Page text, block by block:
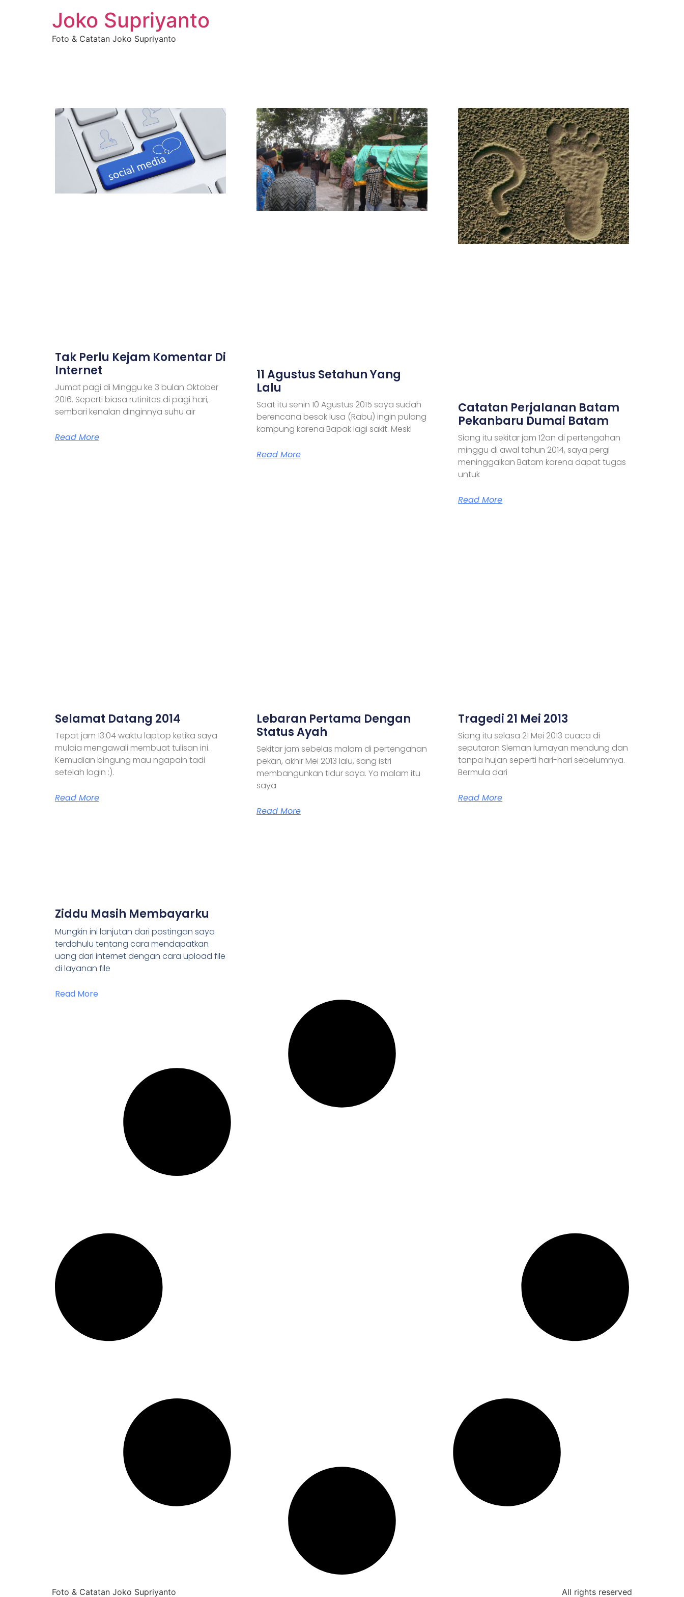
Joko Supriyanto
Foto & Catatan Joko Supriyanto
Tak Perlu Kejam Komentar Di
Internet
Jumat pagi di Minggu ke 3 bulan Oktober
2016. Seperti biasa rutinitas di pagi hari,
sembari kenalan dinginnya suhu air
Read More
11 Agustus Setahun Yang
Lalu
Saat itu senin 10 Agustus 2015 saya sudah
berencana besok lusa (Rabu) ingin pulang
kampung karena Bapak lagi sakit. Meski
Read More
Catatan Perjalanan Batam
Pekanbaru Dumai Batam
Siang itu sekitar jam 12an di pertengahan
minggu di awal tahun 2014, saya pergi
meninggalkan Batam karena dapat tugas
untuk
Read More
Selamat Datang 2014
Tepat jam 13:04 waktu laptop ketika saya
mulaia mengawali membuat tulisan ini.
Kemudian bingung mau ngapain tadi
setelah login :).
Read More
Lebaran Pertama Dengan
Status Ayah
Sekitar jam sebelas malam di pertengahan
pekan, akhir Mei 2013 lalu, sang istri
membangunkan tidur saya. Ya malam itu
saya
Read More
Tragedi 21 Mei 2013
Siang itu selasa 21 Mei 2013 cuaca di
seputaran Sleman lumayan mendung dan
tanpa hujan seperti hari-hari sebelumnya.
Bermula dari
Read More
Ziddu Masih Membayarku
Mungkin ini lanjutan dari postingan saya
terdahulu tentang cara mendapatkan
uang dari internet dengan cara upload file
di layanan file
Read More
Foto & Catatan Joko Supriyanto All rights reserved